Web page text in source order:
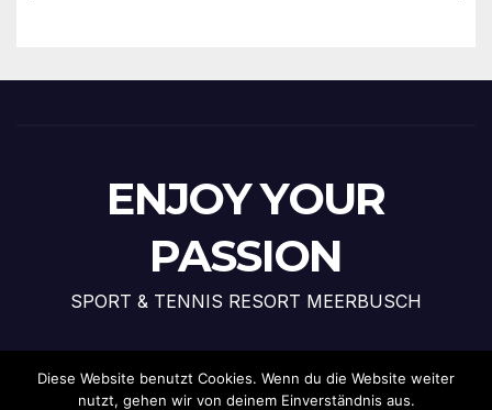
ENJOY YOUR
PASSION
SPORT & TENNIS RESORT MEERBUSCH
Diese Website benutzt Cookies. Wenn du die Website weiter
nutzt, gehen wir von deinem Einverständnis aus.